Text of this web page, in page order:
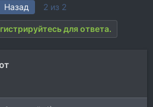
Назад 2 из 2
для ответа.